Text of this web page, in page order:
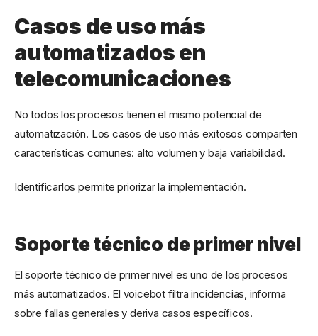
Casos de uso más
automatizados en
telecomunicaciones
No todos los procesos tienen el mismo potencial de
automatización. Los casos de uso más exitosos comparten
características comunes: alto volumen y baja variabilidad.
Identificarlos permite priorizar la implementación.
Soporte técnico de primer nivel
El soporte técnico de primer nivel es uno de los procesos
más automatizados. El voicebot filtra incidencias, informa
sobre fallas generales y deriva casos específicos.